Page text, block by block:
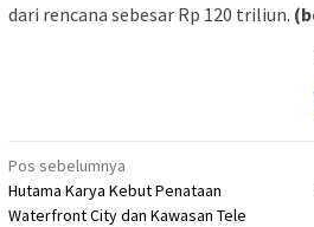
dari rencana sebesar Rp 120 triliun.
Navigasi
pos
Pos sebelumnya
Hutama Karya Kebut Penataan
Waterfront City dan Kawasan Tele